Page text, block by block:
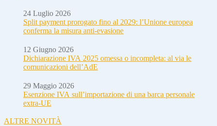
24 Luglio 2026
Split payment prorogato fino al 2029: l’Unione europea
conferma la misura anti-evasione
12 Giugno 2026
Dichiarazione IVA 2025 omessa o incompleta: al via le
comunicazioni dell’AdE
29 Maggio 2026
Esenzione IVA sull’importazione di una barca personale
extra-UE
ALTRE NOVITÀ